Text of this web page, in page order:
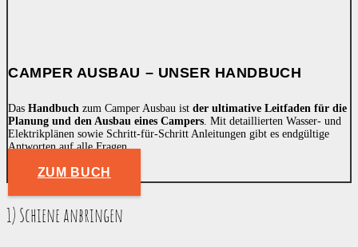
CAMPER AUSBAU – UNSER HANDBUCH
Das Handbuch zum Camper Ausbau ist der ultimative Leitfaden für die
Planung und den Ausbau eines Campers . Mit detaillierten Wasser- und
Elektrikplänen sowie Schritt-für-Schritt Anleitungen gibt es endgültige
Antworten auf alle Fragen.
ZUM BUCH
1) Schiene anbringen